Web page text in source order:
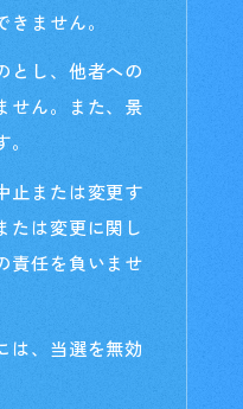
ません。
とし、他者への
せん。また、景
止または変更す
たは変更に関し
責任を負いませ
は、当選を無効